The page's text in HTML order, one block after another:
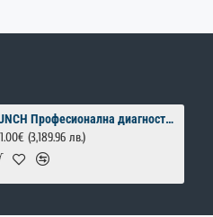
LAUNCH Професионална диагностика за автомобили
(3,189.96 лв.)